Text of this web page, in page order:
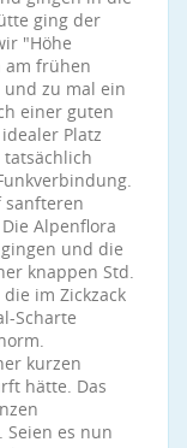
ging der
"Höhe
am frühen
zu mal ein
einer guten
Platz
sanfteren
Alpenflora
und die
knappen Std.
im Zickzack
Scharte
kurzen
hätte. Das
Seien es nun